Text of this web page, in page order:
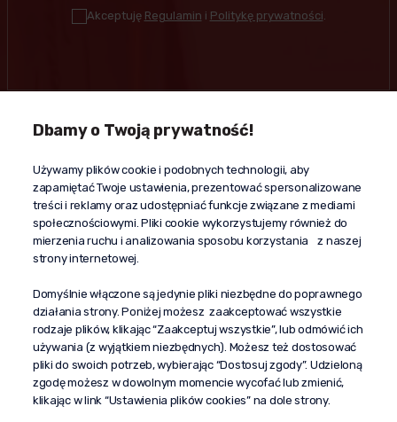
Akceptuję Regulamin i Politykę prywatności
Kontakt
+48 603 610 870
kontakt@propaganda24h.pl
“Propaganda"
al. Komisji Edukacji Narodowej 51/U5
02-797 Warszawa
Pomoc
Dostawa
Moje konto
O firmie
Dbamy o Twoją prywatność!
Używamy plików cookie i podobnych technologii, aby
zapamiętać Twoje ustawienia, prezentować spersonalizowane
treści i reklamy oraz udostępniać funkcje związane z mediami
społecznościowymi. Pliki cookie wykorzystujemy również do
mierzenia ruchu i analizowania sposobu korzystania z naszej
strony internetowej.
Domyślnie włączone są jedynie pliki niezbędne do poprawnego
działania strony. Poniżej możesz zaakceptować wszystkie
rodzaje plików, klikając “Zaakceptuj wszystkie”, lub odmówić ich
używania (z wyjątkiem niezbędnych). Możesz też dostosować
pliki do swoich potrzeb, wybierając “Dostosuj zgody”. Udzieloną
zgodę możesz w dowolnym momencie wycofać lub zmienić,
klikając w link “Ustawienia plików cookies” na dole strony.